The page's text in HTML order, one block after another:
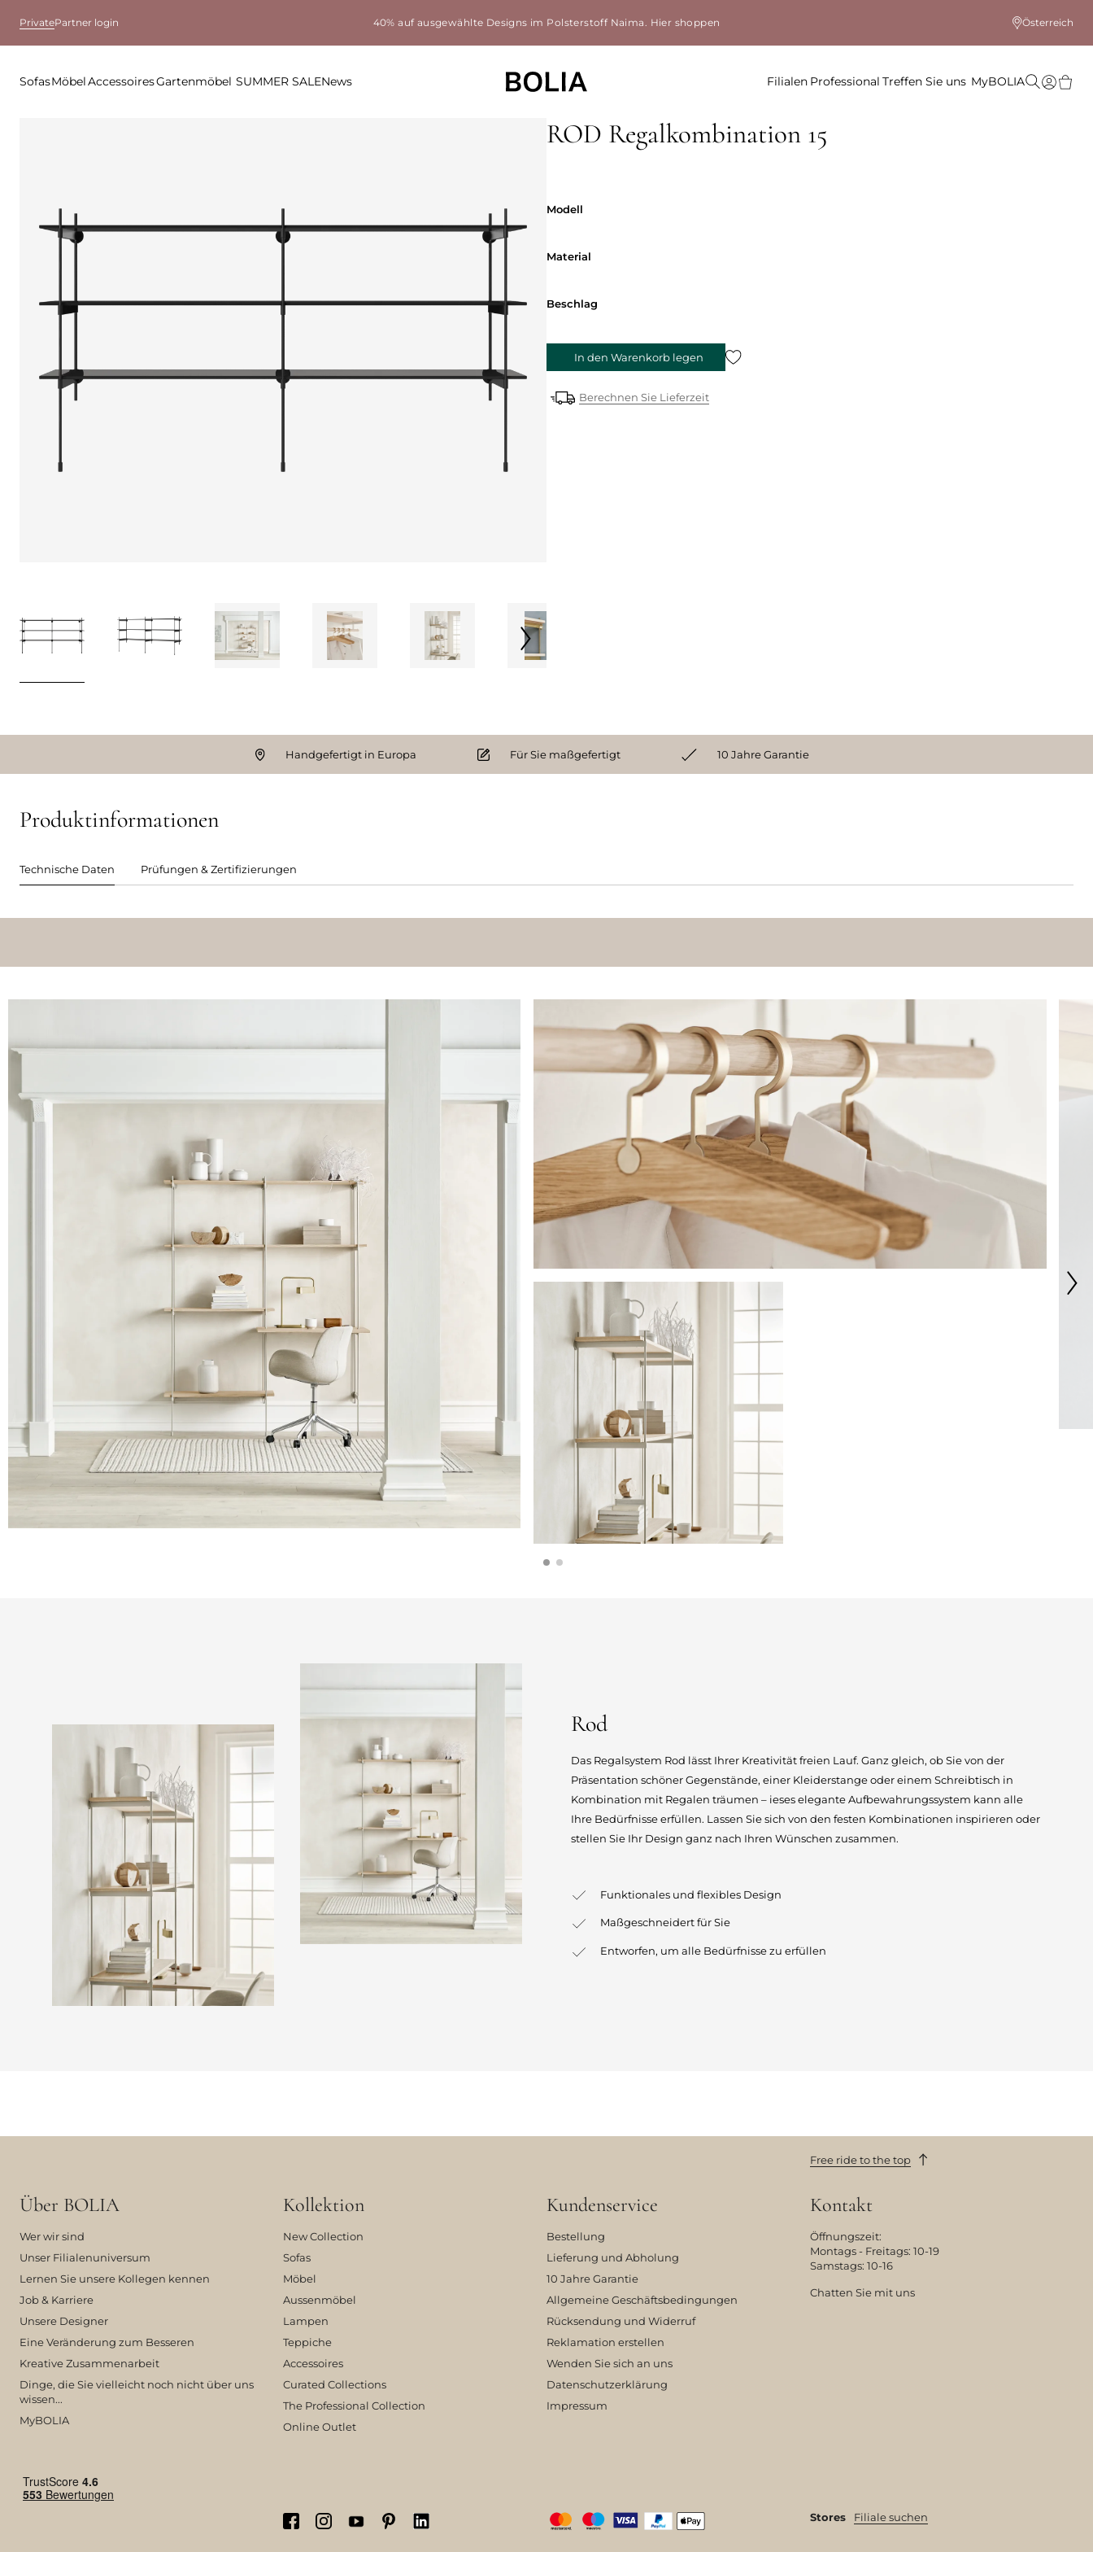
PrivatePartner login 40% auf ausgewählte Designs im Polsterstoff Naima. Hier shoppen Österreich
SofasMöbelAccessoiresGartenmöbel SUMMER SALENews Filialen Professional Treffen Sie uns MyBOLIA
ROD Regalkombination 15
Modell
Material
Beschlag
In den Warenkorb legen
Berechnen Sie Lieferzeit
Handgefertigt in Europa Für Sie maßgefertigt 10 Jahre Garantie
Produktinformationen
Technische Daten Prüfungen & Zertifizierungen
Rod
Das Regalsystem Rod lässt Ihrer Kreativität freien Lauf. Ganz gleich, ob Sie von der
Präsentation schöner Gegenstände, einer Kleiderstange oder einem Schreibtisch in
Kombination mit Regalen träumen – ieses elegante Aufbewahrungssystem kann alle
Ihre Bedürfnisse erfüllen. Lassen Sie sich von den festen Kombinationen inspirieren oder
stellen Sie Ihr Design ganz nach Ihren Wünschen zusammen.
Funktionales und flexibles Design
Maßgeschneidert für Sie
Entworfen, um alle Bedürfnisse zu erfüllen
Free ride to the top
Über BOLIA
Wer wir sind
Unser Filialenuniversum
Lernen Sie unsere Kollegen kennen
Job & Karriere
Unsere Designer
Eine Veränderung zum Besseren
Kreative Zusammenarbeit
Dinge, die Sie vielleicht noch nicht über uns
wissen...
MyBOLIA
Kollektion
New Collection
Sofas
Möbel
Aussenmöbel
Lampen
Teppiche
Accessoires
Curated Collections
The Professional Collection
Online Outlet
Kundenservice
Bestellung
Lieferung und Abholung
10 Jahre Garantie
Allgemeine Geschäftsbedingungen
Rücksendung und Widerruf
Reklamation erstellen
Wenden Sie sich an uns
Datenschutzerklärung
Impressum
Kontakt
Öffnungszeit:
Montags - Freitags: 10-19
Samstags: 10-16
Chatten Sie mit uns
Stores Filiale suchen